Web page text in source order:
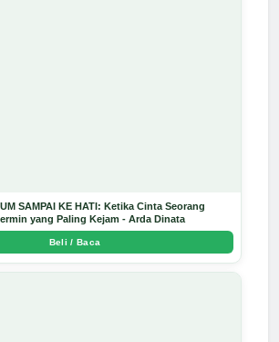
SAMPAI KE HATI: Ketika Cinta Seorang
yang Paling Kejam - Arda Dinata
Beli / Baca